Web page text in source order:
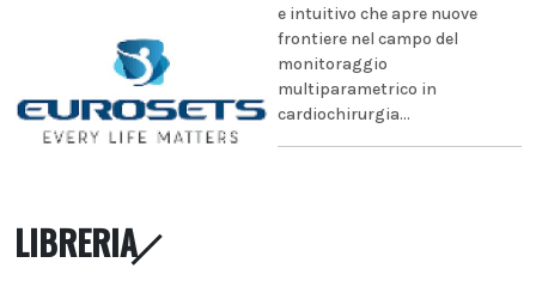
e intuitivo che apre nuove
frontiere nel campo del
monitoraggio
multiparametrico in
cardiochirurgia...
LIBRERIA